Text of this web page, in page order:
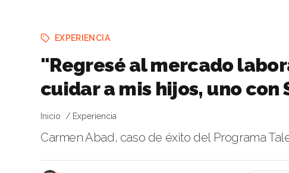
EXPERIENCIA
"Regresé al mercado
cuidar a mis hijos, uno con
Inicio Experiencia
Carmen Abad, caso de éxito del Programa